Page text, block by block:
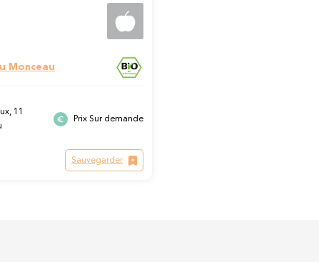
Monceau
11
Prix Sur demande
Sauvegarder